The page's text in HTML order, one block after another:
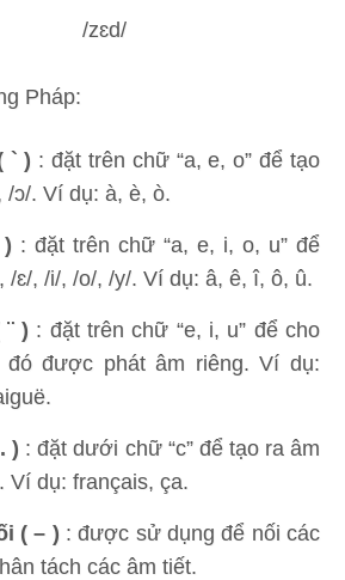
/zɛd/
Pháp:
` ) : đặt trên chữ “a, e, o” để tạo
/ɔ/. Ví dụ: à, è, ò.
: đặt trên chữ “a, e, i, o, u” để
/ɛ/, /i/, /o/, /y/. Ví dụ: â, ê, î, ô, û.
) : đặt trên chữ “e, i, u” để cho
đó được phát âm riêng. Ví dụ:
) : đặt dưới chữ “c” để tạo ra âm
Ví dụ: français, ça.
( – ) : được sử dụng để nối các
tách các âm tiết.